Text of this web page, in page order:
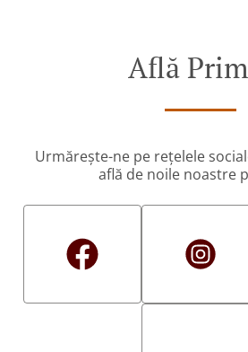
Află
Urmărește-ne pe rețelele
află de noile noastre